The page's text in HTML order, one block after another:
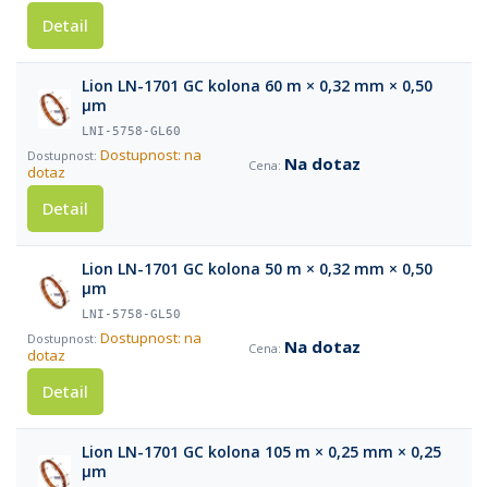
Detail
Lion LN-1701 GC kolona 60 m × 0,32 mm × 0,50
µm
LNI-5758-GL60
Dostupnost: na
dotaz
Na dotaz
Detail
Lion LN-1701 GC kolona 50 m × 0,32 mm × 0,50
µm
LNI-5758-GL50
Dostupnost: na
dotaz
Na dotaz
Detail
Lion LN-1701 GC kolona 105 m × 0,25 mm × 0,25
µm